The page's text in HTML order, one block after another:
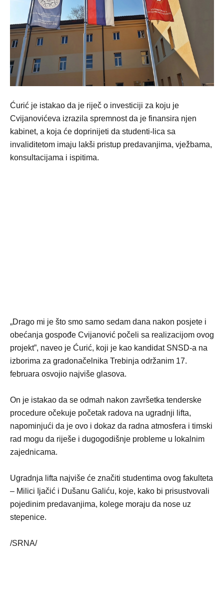
Ćurić je istakao da je riječ o investiciji za koju je
Cvijanovićeva izrazila spremnost da je finansira njen
kabinet, a koja će doprinijeti da studenti-lica sa
invaliditetom imaju lakši pristup predavanjima, vježbama,
konsultacijama i ispitima.
„Drago mi je što smo samo sedam dana nakon posjete i
obećanja gospođe Cvijanović počeli sa realizacijom ovog
projekt”, naveo je Ćurić, koji je kao kandidat SNSD-a na
izborima za gradonačelnika Trebinja održanim 17.
februara osvojio najviše glasova.
On je istakao da se odmah nakon završetka tenderske
procedure očekuje početak radova na ugradnji lifta,
napominjući da je ovo i dokaz da radna atmosfera i timski
rad mogu da riješe i dugogodišnje probleme u lokalnim
zajednicama.
Ugradnja lifta najviše će značiti studentima ovog fakulteta
– Milici Ijačić i Dušanu Galiću, koje, kako bi prisustvovali
pojedinim predavanjima, kolege moraju da nose uz
stepenice.
/SRNA/